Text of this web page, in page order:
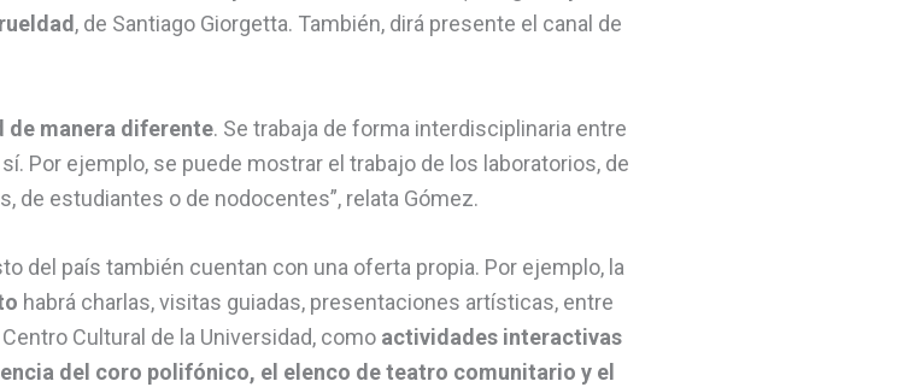
, de Santiago Giorgetta. También, dirá presente el canal de
de manera diferente. Se trabaja de forma interdisciplinaria entre
Por ejemplo, se puede mostrar el trabajo de los laboratorios, de
de estudiantes o de nodocentes”, relata Gómez.
del país también cuentan con una oferta propia. Por ejemplo, la
habrá charlas, visitas guiadas, presentaciones artísticas, entre
Cultural de la Universidad, como actividades interactivas
del coro polifónico, el elenco de teatro comunitario y el